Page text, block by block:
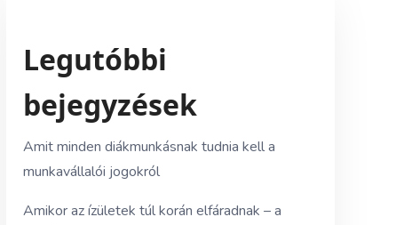
Legutóbbi
bejegyzések
Amit minden diákmunkásnak tudnia kell a
munkavállalói jogokról
Amikor az ízületek túl korán elfáradnak – a